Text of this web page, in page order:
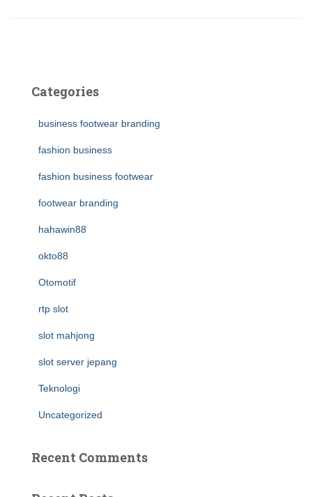
Categories
business footwear branding
fashion business
fashion business footwear
footwear branding
hahawin88
okto88
Otomotif
rtp slot
slot mahjong
slot server jepang
Teknologi
Uncategorized
Recent Comments